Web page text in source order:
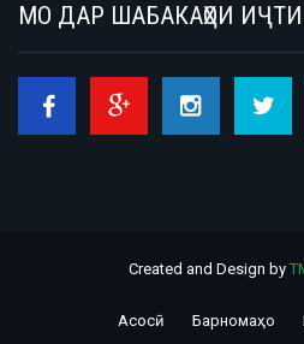
МО ДАР ШАБАКАҲОИ
Created and Design by
Асосӣ Барномаҳо